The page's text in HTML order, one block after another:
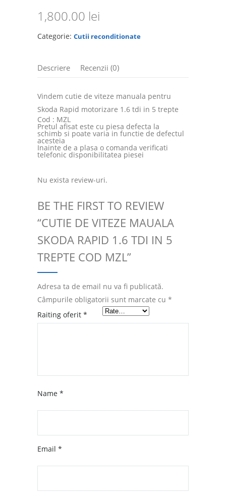
1,800.00 lei
Categorie: Cutii reconditionate
Descriere Recenzii (0)
Vindem cutie de viteze manuala pentru
Skoda Rapid motorizare 1.6 tdi in 5 trepte
Cod : MZL
Pretul afisat este cu piesa defecta la
schimb si poate varia in functie de defectul
acesteia
Inainte de a plasa o comanda verificati
telefonic disponibilitatea piesei
Nu exista review-uri.
BE THE FIRST TO REVIEW
“CUTIE DE VITEZE MAUALA
SKODA RAPID 1.6 TDI IN 5
TREPTE COD MZL”
Adresa ta de email nu va fi publicată.
Câmpurile obligatorii sunt marcate cu *
Raiting oferit *
Name *
Email *